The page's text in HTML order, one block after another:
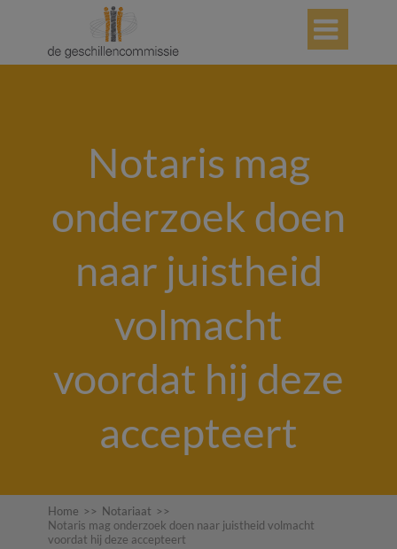

Notaris mag
onderzoek doen
naar juistheid
volmacht
voordat hij deze
accepteert
Home >> Notariaat >>
Notaris mag onderzoek doen naar juistheid volmacht
voordat hij deze accepteert